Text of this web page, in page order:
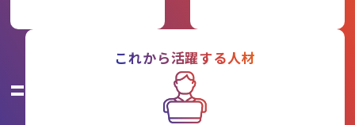
=
これから活躍する人材